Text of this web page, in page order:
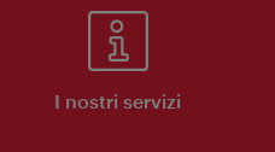
I nostri servizi